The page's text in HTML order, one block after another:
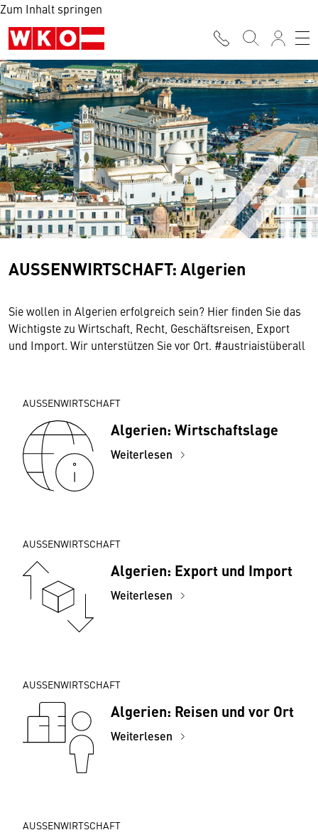
Zum Inhalt springen
AUSSENWIRTSCHAFT: Algerien
Sie wollen in Algerien erfolgreich sein? Hier finden Sie das
Wichtigste zu Wirtschaft, Recht, Geschäftsreisen, Export
und Import. Wir unterstützen Sie vor Ort. #austriaistüberall
AUSSENWIRTSCHAFT
Algerien: Wirtschaftslage
Weiterlesen
AUSSENWIRTSCHAFT
Algerien: Export und Import
Weiterlesen
AUSSENWIRTSCHAFT
Algerien: Reisen und vor Ort
Weiterlesen
AUSSENWIRTSCHAFT